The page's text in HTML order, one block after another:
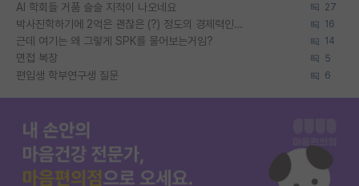
AI 학회들 거품 슬슬 지적이 나오네요 27
박사진학하기에 2억은 괜찮은 (?) 정도의 경제력인가요 16
근데 여기는 왜 그렇게 SPK를 물어보는거임? 14
면접 복장 5
편입생 학부연구생 질문 6